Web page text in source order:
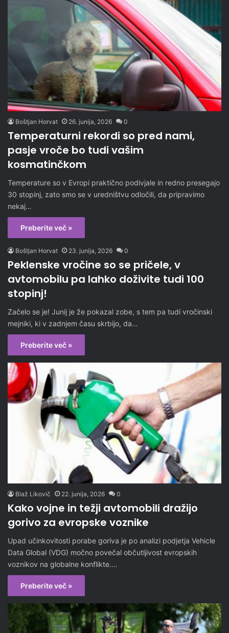
Boštjan Horvat 26. junija, 2026 0
Temperaturni rekordi so pred nami,
pasje vroče bo tudi vašim
kosmatinčkom
Temperature so v Evropi praktično podivjale in redno presegajo
30 stopinj, zato smo se v uredništvu odločili, da pripravimo
nekaj…
Preberite več »
Boštjan Horvat 23. junija, 2026 0
Peklenske vročine so se pričele, v
avtomobilu pa lahko doživite tudi 100
stopinj!
Začelo se je! Junij je že pokazal zobe, s tem pa tudi vročinski
mejniki, ki v zadnjem času skrbijo, da…
Preberite več »
Blaž Likovič 22. junija, 2026 0
Kako vojne in težji avtomobili dražijo
gorivo za evropske voznike
Upad učinkovitosti porabe goriva je po analizi podjetja Vehicle
Data Global (VDG) močno povečal občutljivost evropskih
voznikov na globalne konflikte.…
Preberite več »